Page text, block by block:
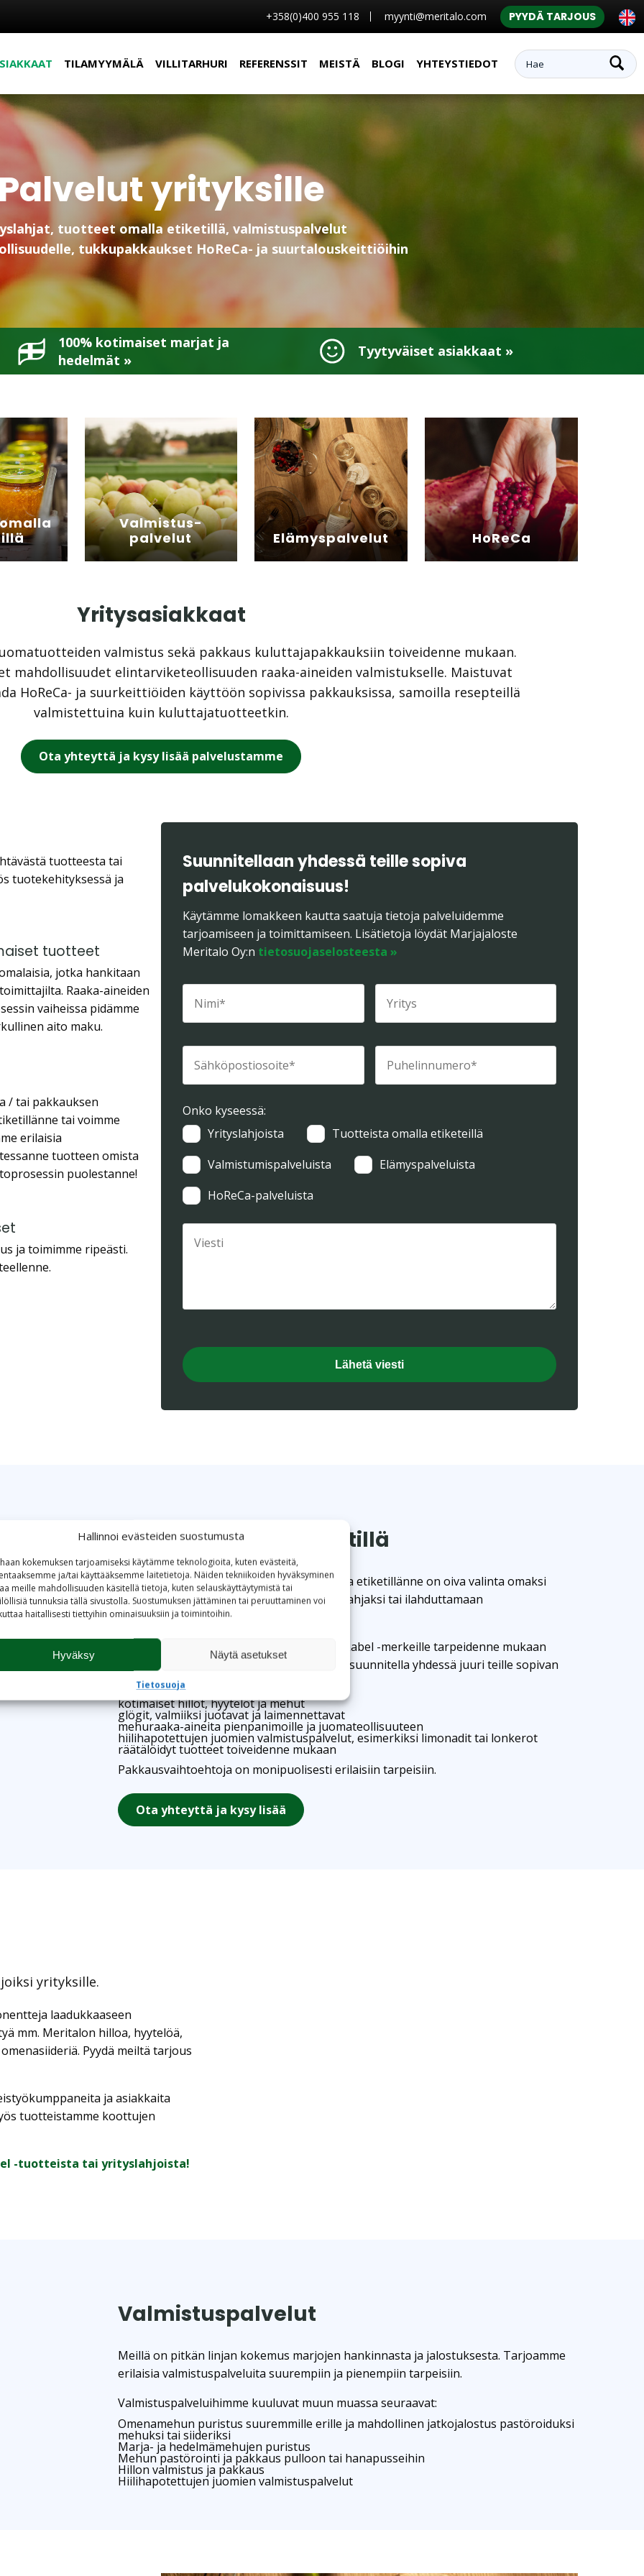
Hallinnoi evästeiden suostumusta
kokemuksen tarjoamiseksi käytämme teknologioita, kuten evästeitä,
ja/tai käyttääksemme laitetietoja. Näiden tekniikoiden hyväksyminen
meille mahdollisuuden käsitellä tietoja, kuten selauskäyttäytymistä tai
tunnuksia tällä sivustolla. Suostumuksen jättäminen tai peruuttaminen voi
haitallisesti tiettyihin ominaisuuksiin ja toimintoihin.
Hyväksy Näytä asetukset
Tietosuoja
+358(0)400 955 118 myynti@meritalo.com PYYDÄ TARJOUS
TILAMYYMÄLÄ VILLITARHURI REFERENSSIT MEISTÄ BLOGI YHTEYSTIEDOT
yrityksille
tuotteet omalla etiketillä, valmistuspalvelut
tukkupakkaukset HoReCa- ja suurtalouskeittiöihin
100% kotimaiset marjat ja
hedelmät »
Tyytyväiset asiakkaat »
Valmistus­
palvelut
Elämys­palvelut HoReCa
Yritysasiakkaat
valmistus sekä pakkaus kuluttajapakkauksiin toiveidenne mukaan.
mahdollisuudet elintarviketeollisuuden raaka-aineiden valmistukselle. Maistuvat
HoReCa- ja suurkeittiöiden käyttöön sopivissa pakkauksissa, samoilla resepteillä
valmistettuina kuin kuluttajatuotteetkin.
Ota yhteyttä ja kysy lisää palvelustamme
tuotteesta tai
tuotekehityksessä ja
tuotteet
jotka hankitaan
Raaka-aineiden
vaiheissa pidämme
aito maku.
/ tai pakkauksen
tai voimme
erilaisia
tuotteen omista
puolestanne!
ja toimimme ripeästi.
Suunnitellaan yhdessä teille sopiva
palvelukokonaisuus!
Käytämme lomakkeen kautta saatuja tietoja palveluidemme
tarjoamiseen ja toimittamiseen. Lisätietoja löydät Marjajaloste
Meritalo Oy:n tietosuojaselosteesta »
Onko kyseessä:
Yrityslahjoista
Tuotteista omalla etiketeillä
Valmistumispalveluista
Elämyspalveluista
HoReCa-palveluista
Lisää osoitteesi tähän
Tuotteet omalla etiketillä
Kotimainen laadukas lähiruokatuote omalla etiketillänne on oiva valinta omaksi
nimikkotuotteeksi, mainostuotteeksi, liikelahjaksi tai ilahduttamaan
henkilökuntaanne.
Valmistamme laadukkaat tuotteet Private Label -merkeille tarpeidenne mukaan
omasta tuotevalikoimastamme tai voimme suunnitella yhdessä juuri teille sopivan
tuotteen:
kotimaiset hillot, hyytelöt ja mehut
glögit, valmiiksi juotavat ja laimennettavat
mehuraaka-aineita pienpanimoille ja juomateollisuuteen
hiilihapotettujen juomien valmistuspalvelut, esimerkiksi limonadit tai lonkerot
räätälöidyt tuotteet toiveidenne mukaan
Pakkausvaihtoehtoja on monipuolisesti erilaisiin tarpeisiin.
Ota yhteyttä ja kysy lisää
yrityksille.
laadukkaaseen
mm. Meritalon hilloa, hyytelöä,
Pyydä meiltä tarjous
ja asiakkaita
tuotteistamme koottujen
-tuotteista tai yrityslahjoista!
Valmistuspalvelut
Meillä on pitkän linjan kokemus marjojen hankinnasta ja jalostuksesta. Tarjoamme
erilaisia valmistuspalveluita suurempiin ja pienempiin tarpeisiin.
Valmistuspalveluihimme kuuluvat muun muassa seuraavat:
Omenamehun puristus suuremmille erille ja mahdollinen jatkojalostus pastöroiduksi
mehuksi tai siideriksi
Marja- ja hedelmämehujen puristus
Mehun pastörointi ja pakkaus pulloon tai hanapusseihin
Hillon valmistus ja pakkaus
Hiilihapotettujen juomien valmistuspalvelut